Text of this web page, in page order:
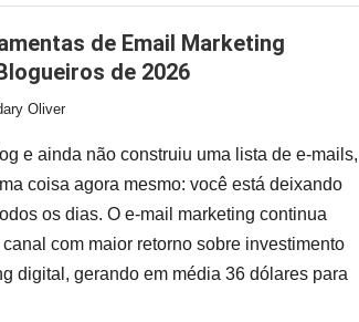
de 2026
Oliver
e ainda não construiu uma lista de e-mails,
coisa agora mesmo: você está deixando
os dias. O e-mail marketing continua
com maior retorno sobre investimento
digital, gerando em média 36 dólares para